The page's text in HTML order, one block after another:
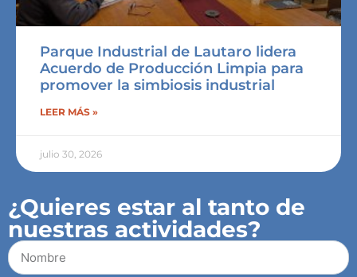
Parque Industrial de Lautaro lidera
Acuerdo de Producción Limpia para
promover la simbiosis industrial
LEER MÁS »
julio 30, 2026
¿Quieres estar al tanto de
nuestras actividades?